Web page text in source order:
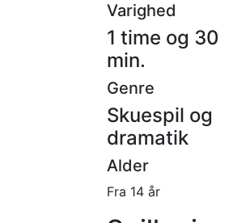
Varighed
1 time og 30
min.
Genre
Skuespil og
dramatik
Alder
Fra 14 år